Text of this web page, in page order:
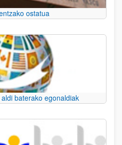
ostatua
baterako egonaldiak